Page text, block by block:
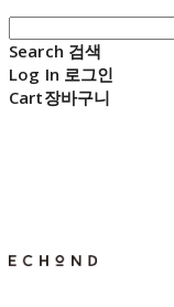
Search 검색
Log In 로그인
Cart장바구니